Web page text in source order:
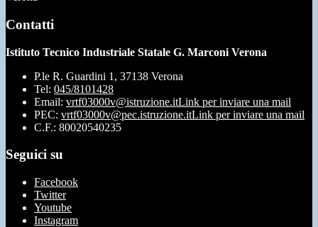
Contatti
Istituto Tecnico Industriale Statale G. Marconi Verona
P.le R. Guardini 1, 37138 Verona
Tel: 045/8101428
Email: vrtf03000v@istruzione.itLink per inviare una mail
PEC: vrtf03000v@pec.istruzione.itLink per inviare una mail
C.F.: 80020540235
Seguici su
Facebook
Twitter
Youtube
Instagram